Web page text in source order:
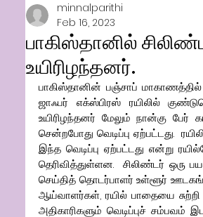
பாகிஸ்தானில்
உயிரிழந்தனர்.
minnalparithi
Feb 16, 2023
பாகிஸ்தானின் பஞ்சாப்
ஜாஃபர் எக்ஸ்பிரஸ் ரயிலில்
உயிரிழந்தனர் மேலும் நான்கு பேர்
சென்றபோது வெடிப்பு ஏற்பட்டது.
இந்த வெடிப்பு ஏற்பட்டது என்று
தெரிவித்துள்ளன.  சிலிண்டர் ஒரு
செய்தித் தொடர்பாளர் உள்ளூர்
ஆய்வாளர்கள், ரயில் பாதையை
அதிகாரிகளும் வெடிப்புச் சம்பவம்